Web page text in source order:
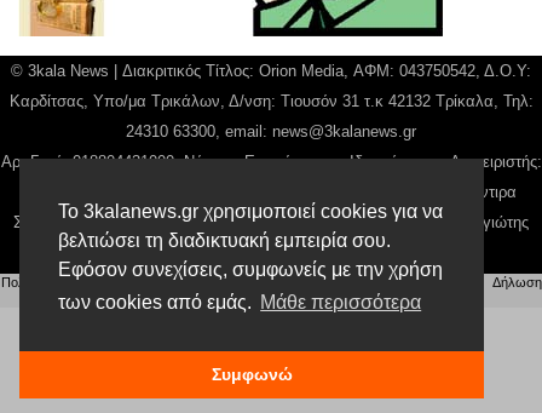
Το 3kalanews.gr χρησιμοποιεί cookies για να
βελτιώσει τη διαδικτυακή εμπειρία σου.
Εφόσον συνεχίσεις, συμφωνείς με την χρήση
των cookies από εμάς. Μάθε περισσότερα
Συμφωνώ
© 3kala News | Διακριτικός Τίτλος: Orion Media, ΑΦΜ: 043750542, Δ.Ο.Υ:
Καρδίτσας, Υπο/μα Τρικάλων, Δ/νση: Τιουσόν 31 τ.κ 42132 Τρίκαλα, Τηλ:
24310 63300, email: news@3kalanews.gr
Αρ. Γεμή: 018804431000, Νόμιμος Εκπρόσωπος, Ιδιοκτήτης και Διαχειριστής:
Παναγιώτης Φιλίππου, Διευθύντρια: Γιαννουσά Βασιλική, Διευθύντιρα
Σύνταξης: Μπαλαμπάνη Βασιλική. Δικαιούχος domain name Παναγιώτης
Φιλίππου
Πολιτική απορρήτου Αίτηση Διαχείρισης Προσωπικών Δεδομένων |Όροι χρήσης
Δήλωση
Συμμόρφωσης